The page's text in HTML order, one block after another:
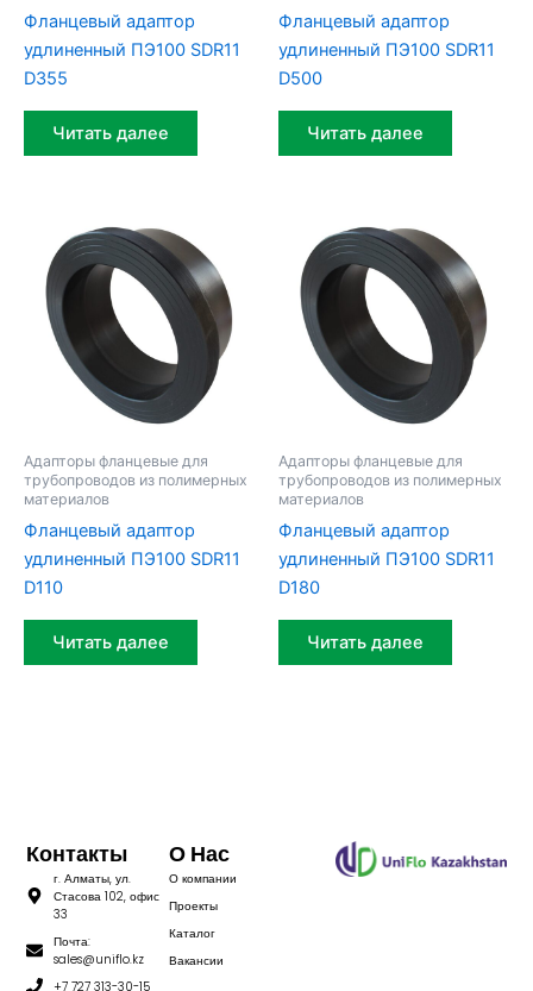
Фланцевый адаптор
удлиненный ПЭ100 SDR11
D355
Читать далее
Фланцевый адаптор
удлиненный ПЭ100 SDR11
D500
Читать далее
Адапторы фланцевые для
трубопроводов из полимерных
материалов
Фланцевый адаптор
удлиненный ПЭ100 SDR11
D110
Читать далее
Адапторы фланцевые для
трубопроводов из полимерных
материалов
Фланцевый адаптор
удлиненный ПЭ100 SDR11
D180
Читать далее
О Нас
О компании
Проекты
Каталог
Вакансии
Контакты
г. Алматы, ул.
Стасова 102, офис
33
Почта:
sales@uniflo.kz
+7 727 313-30-15